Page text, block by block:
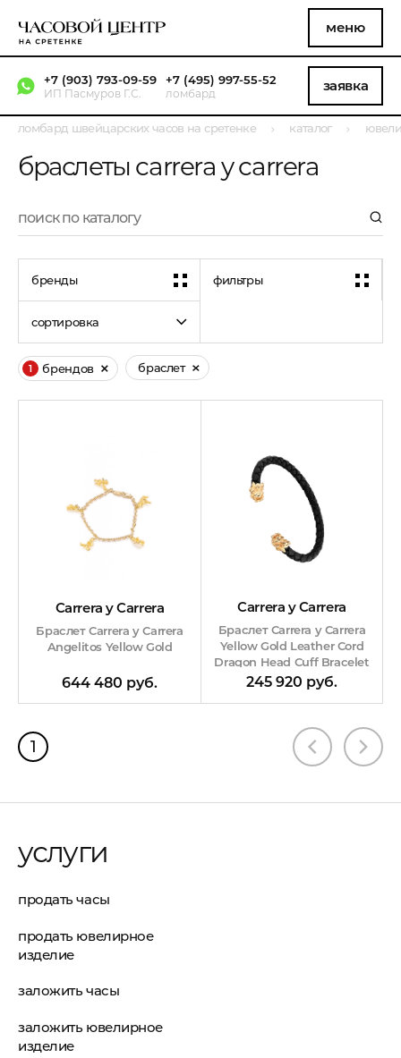
меню
+7 (903) 793-09-59
ИП Пасмуров Г.С.
+7 (495) 997-55-52
ломбард заявка
ломбард швейцарских часов на сретенке каталог
браслеты carrera y carrera
бренды фильтры
сортировка
1 брендов браслет
Carrera y Carrera
Браслет Carrera y Carrera
Angelitos Yellow Gold
644 480 руб.
Carrera y Carrera
Браслет Carrera y Carrera
Yellow Gold Leather Cord
Dragon Head Cuff Bracelet
245 920 руб.
1
услуги
продать часы
продать ювелирное
изделие
заложить часы
заложить ювелирное
изделие